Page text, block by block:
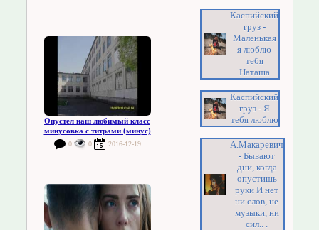
Опустел наш любимый класс
минусовка с титрами (минус)
0 0 2016-12-19
Каспийский
груз -
Маленькая
я люблю
тебя
Наташа
Каспийский
груз - Я
тебя люблю
А.Макаревич
- Бывают
дни, когда
опустишь
руки И нет
ни слов, не
музыки, ни
сил.. .